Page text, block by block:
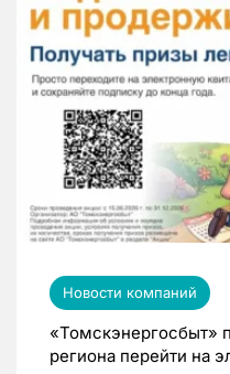
Новости компаний
«Томскэнергосбыт»
региона перейти на